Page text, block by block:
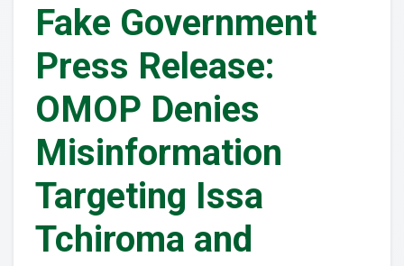
Fake Government
Press Release:
OMOP Denies
Misinformation
Targeting Issa
Tchiroma and